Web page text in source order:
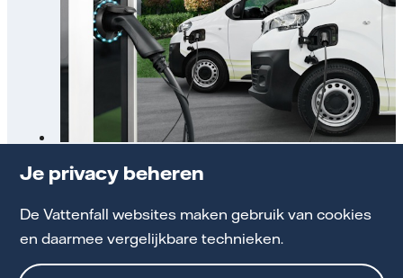
Je privacy beheren
De Vattenfall websites maken gebruik van cookies
en daarmee vergelijkbare technieken.
Lees meer over slim EV laden